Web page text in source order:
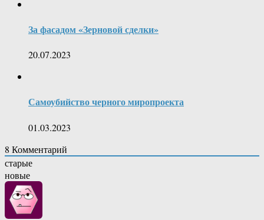
За фасадом «Зерновой сделки»
20.07.2023
Самоубийство черного миропроекта
01.03.2023
8 Комментарий
старые
новые